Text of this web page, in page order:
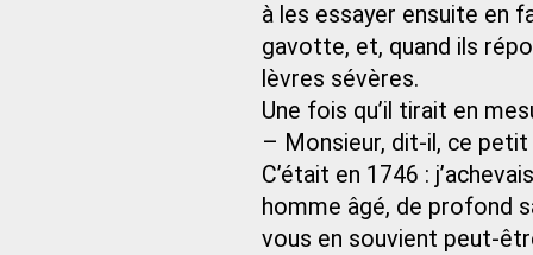
à les essayer ensuite en
gavotte, et, quand ils
lèvres sévères.
Une fois qu’il tirait en
– Monsieur, dit-il, ce
C’était en 1746 :
homme âgé, de profond
vous en souvient peut-